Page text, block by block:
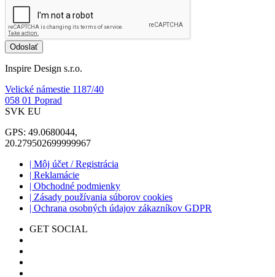
Odoslať
Inspire Design s.r.o.
Velické námestie 1187/40
058 01 Poprad
SVK EU
GPS: 49.0680044,
20.279502699999967
| Môj účet / Registrácia
| Reklamácie
| Obchodné podmienky
| Zásady používania súborov cookies
| Ochrana osobných údajov zákazníkov GDPR
GET SOCIAL